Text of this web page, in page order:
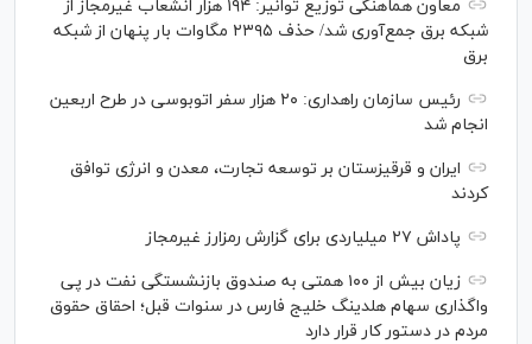
معاون هماهنگی توزیع توانیر: ۱۹۴ هزار انشعاب غیرمجاز از
شبکه برق جمع‌آوری شد/ حذف ۲۳۹۵ مگاوات بار پنهان از شبکه
برق
رئیس سازمان راهداری: ۲۰ هزار سفر اتوبوسی در طرح اربعین
انجام شد
ایران و قرقیزستان بر توسعه تجارت، معدن و انرژی توافق
کردند
پاداش ۲۷ میلیاردی برای گزارش رمزارز غیرمجاز
زیان بیش از ۱۰۰ همتی به صندوق بازنشستگی نفت در پی
واگذاری سهام هلدینگ خلیج فارس در سنوات قبل؛ احقاق حقوق
مردم در دستور کار قرار دارد